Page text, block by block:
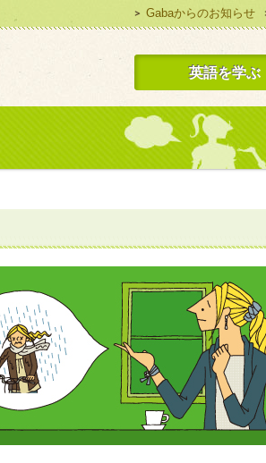
Gabaからのお知らせ
Gaba Style 無料で英語学習 英語を学ぶ